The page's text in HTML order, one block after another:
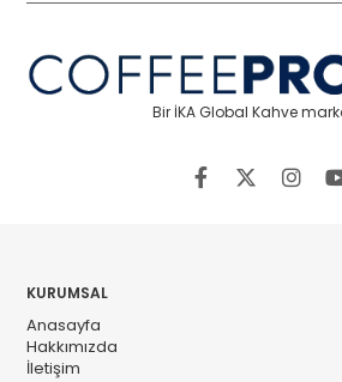
Bir İKA Global Kahve
KURUMSAL
Anasayfa
Hakkımızda
İletişim